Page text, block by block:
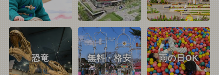
恐竜 無料・格安 雨の日OK